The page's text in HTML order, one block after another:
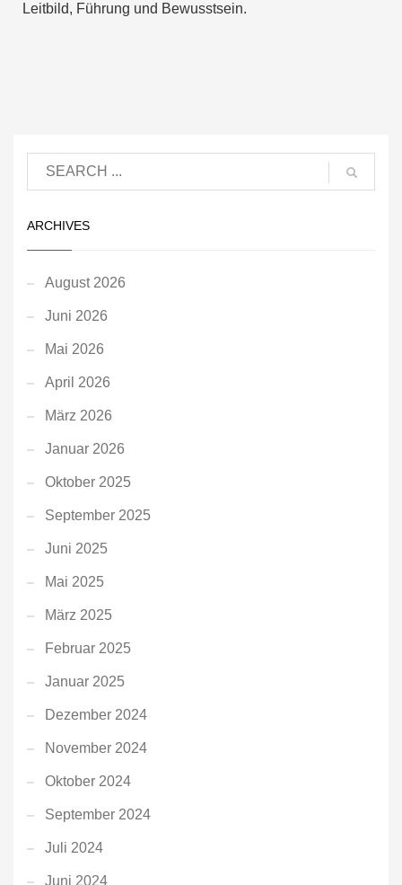
Leitbild, Führung und Bewusstsein.
ARCHIVES
August 2026
Juni 2026
Mai 2026
April 2026
März 2026
Januar 2026
Oktober 2025
September 2025
Juni 2025
Mai 2025
März 2025
Februar 2025
Januar 2025
Dezember 2024
November 2024
Oktober 2024
September 2024
Juli 2024
Juni 2024